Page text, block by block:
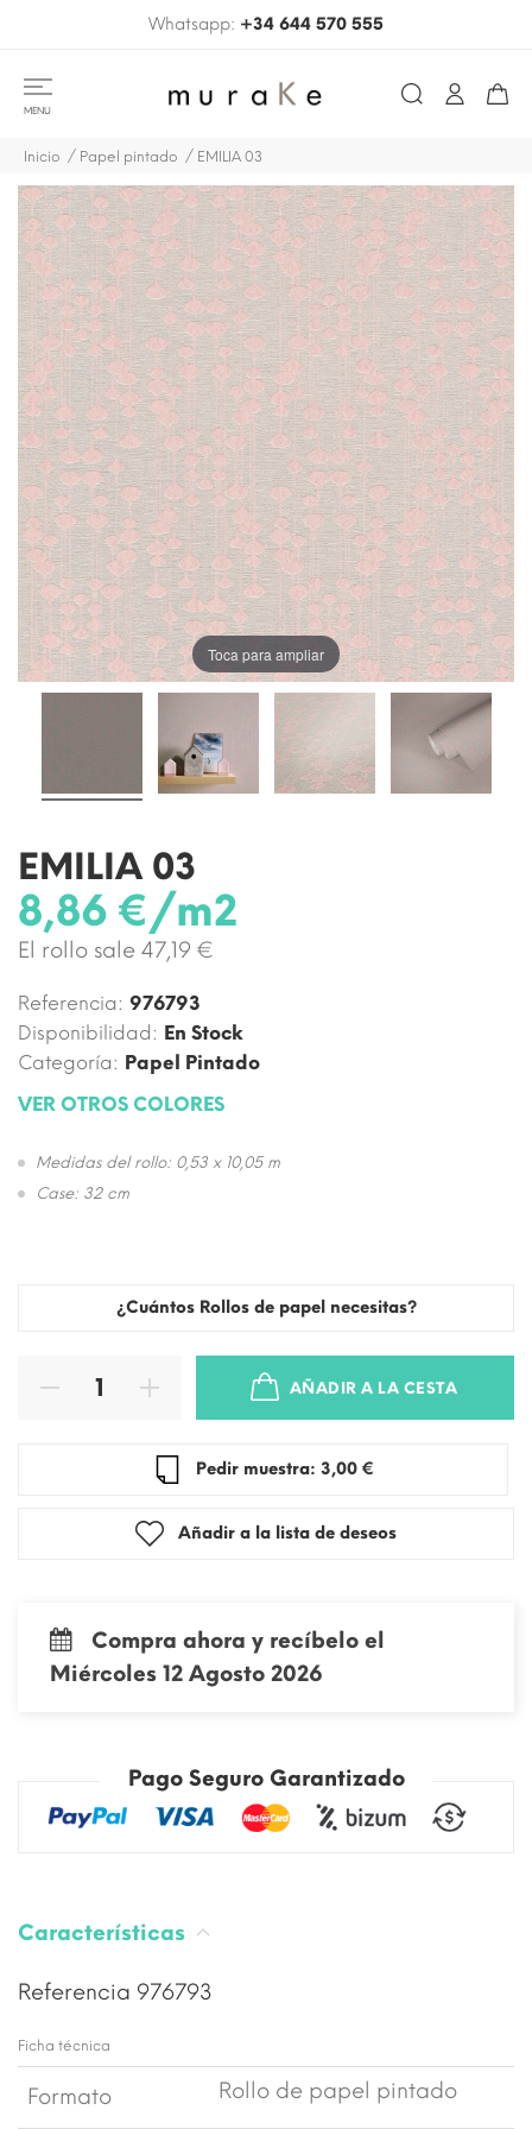
Whatsapp: +34 644 570 555
MENU
Inicio Papel pintado EMILIA 03
Toca para ampliar
EMILIA 03
8,86 €/m2
El rollo sale 47,19 €
Referencia: 976793
Disponibilidad: En Stock
Categoría: Papel Pintado
VER OTROS COLORES
Medidas del rollo: 0,53 x 10,05 m
Case: 32 cm
¿Cuántos Rollos de papel necesitas?
AÑADIR A LA CESTA
Pedir muestra: 3,00 €
Añadir a la lista de deseos
Compra ahora y recíbelo el
Miércoles 12 Agosto 2026
Pago Seguro Garantizado
Características
Referencia 976793
Ficha técnica
Formato Rollo de papel pintado